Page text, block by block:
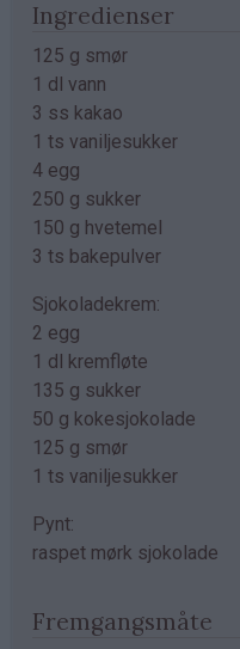
Ingredienser
125 g smør
1 dl vann
3 ss kakao
1 ts vaniljesukker
4 egg
250 g sukker
150 g hvetemel
3 ts bakepulver
Sjokoladekrem:
2 egg
1 dl kremfløte
135 g sukker
50 g kokesjokolade
125 g smør
1 ts vaniljesukker
Pynt:
raspet mørk sjokolade
Fremgangsmåte